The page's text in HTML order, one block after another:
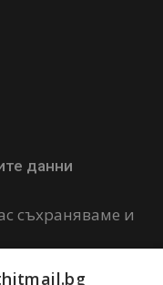
данни
съхраняваме и